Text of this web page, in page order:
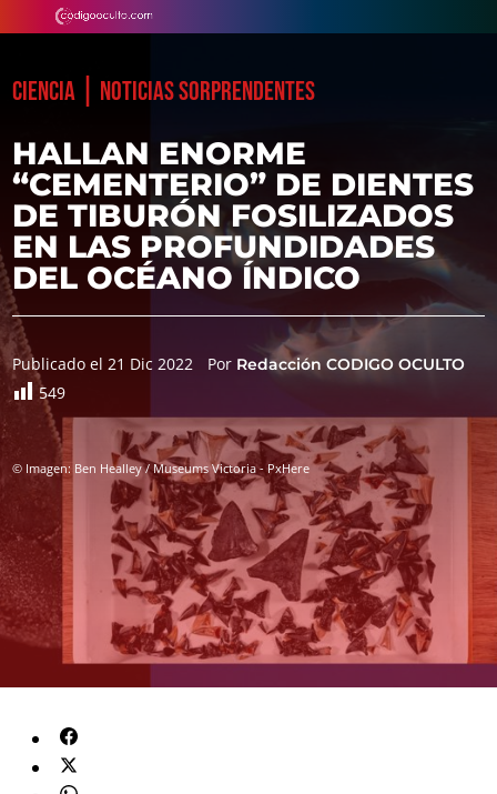
CIENCIA NOTICIAS SORPRENDENTES
HALLAN ENORME
“CEMENTERIO” DE DIENTES
DE TIBURÓN FOSILIZADOS
EN LAS PROFUNDIDADES
DEL OCÉANO ÍNDICO
Publicado el 21 Dic 2022 Por Redacción CODIGO OCULTO
549
© Imagen: Ben Healley / Museums Victoria - PxHere